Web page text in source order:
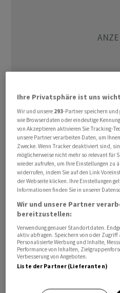
Für das Gesamtjahr 2026
Nettoumsatz über dem
Verbesserung der
wird hingegen nicht mehr
Für das fast beendete
Management einen höheren
einer Mitteilung vom
Auftragseingang,
den bisherigen Erwartungen
Ihre Privatsphäre ist uns
Wir und unsere 293-Partner speichern und
wie Browserdaten oder eindeutige
von Akzeptieren aktivieren Sie Tracking-
unsere Partner verarbeiten Daten, um
Zwecke. Wenn Tracker deaktiviert sind,
möglicherweise nicht mehr so relevant für
wieder aufrufen, um Ihre Einstellungen zu
widerrufen, indem Sie auf den Link
der Webseite klicken. Ihre Einstellungen
Informationen finden Sie in unserer
Wir und unsere Partner
bereitzustellen:
Verwendung genauer Standortdaten.
aktiv abfragen. Speichern von oder
Personalisierte Werbung und Inhalte,
Performance von Inhalten,
Verbesserung von Angeboten.
Liste der Partner (Lieferanten)